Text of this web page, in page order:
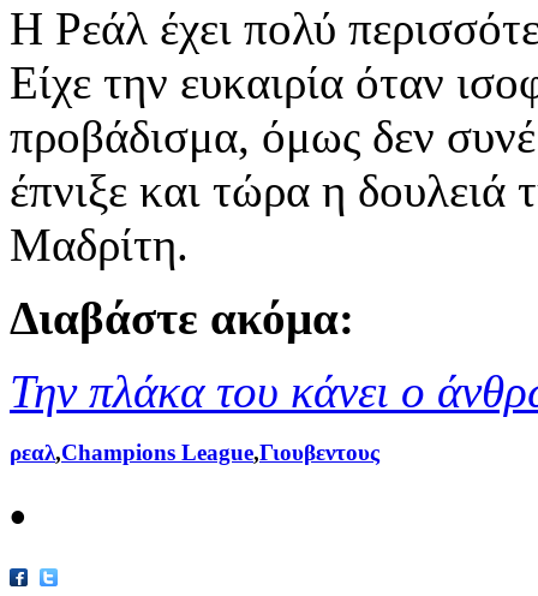
Η Ρεάλ έχει πολύ
Είχε την ευκαιρία όταν
προβάδισμα, όμως δεν
έπνιξε και τώρα η δουλειά
Μαδρίτη.
Διαβάστε ακόμα:
Την πλάκα του κάνει ο
ρεαλ,Champions League,Γιουβεντους
•